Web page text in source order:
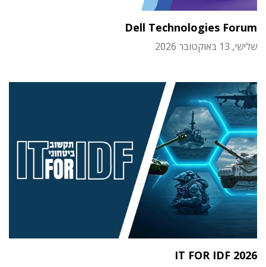
Dell Technologies Forum
שלישי, 13 באוקטובר 2026
IT FOR IDF 2026